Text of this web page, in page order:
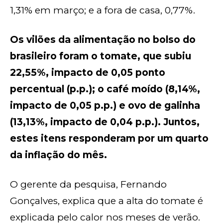
1,31% em março; e a fora de casa, 0,77%.
Os vilões da alimentação no bolso do
brasileiro foram o tomate, que subiu
22,55%, impacto de 0,05 ponto
percentual (p.p.); o café moído (8,14%,
impacto de 0,05 p.p.) e ovo de galinha
(13,13%, impacto de 0,04 p.p.). Juntos,
estes itens responderam por um quarto
da inflação do mês.
O gerente da pesquisa, Fernando
Gonçalves, explica que a alta do tomate é
explicada pelo calor nos meses de verão.